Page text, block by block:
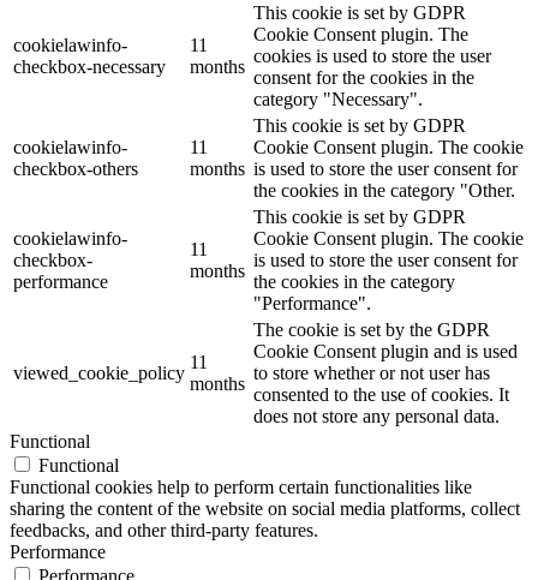
cookielawinfo-
checkbox-necessary
11
months
This cookie is set by GDPR
Cookie Consent plugin. The
cookies is used to store the user
consent for the cookies in the
category "Necessary".
cookielawinfo-
checkbox-others
11
months
This cookie is set by GDPR
Cookie Consent plugin. The cookie
is used to store the user consent for
the cookies in the category "Other.
cookielawinfo-
checkbox-
performance
11
months
This cookie is set by GDPR
Cookie Consent plugin. The cookie
is used to store the user consent for
the cookies in the category
"Performance".
viewed_cookie_policy
11
months
The cookie is set by the GDPR
Cookie Consent plugin and is used
to store whether or not user has
consented to the use of cookies. It
does not store any personal data.
Functional
Functional
Functional cookies help to perform certain functionalities like
sharing the content of the website on social media platforms, collect
feedbacks, and other third-party features.
Performance
Performance